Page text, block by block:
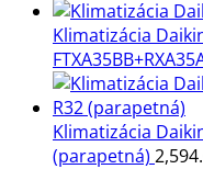
Klimatizácia
Klimatizácia
(parapetná)